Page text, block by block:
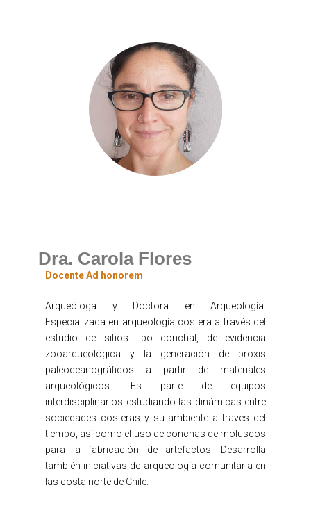
Dra. Carola Flores
Docente Ad honorem
Arqueóloga y Doctora en Arqueología.
Especializada en arqueología costera a través del
estudio de sitios tipo conchal, de evidencia
zooarqueológica y la generación de proxis
paleoceanográficos a partir de materiales
arqueológicos. Es parte de equipos
interdisciplinarios estudiando las dinámicas entre
sociedades costeras y su ambiente a través del
tiempo, así como el uso de conchas de moluscos
para la fabricación de artefactos. Desarrolla
también iniciativas de arqueología comunitaria en
las costa norte de Chile.